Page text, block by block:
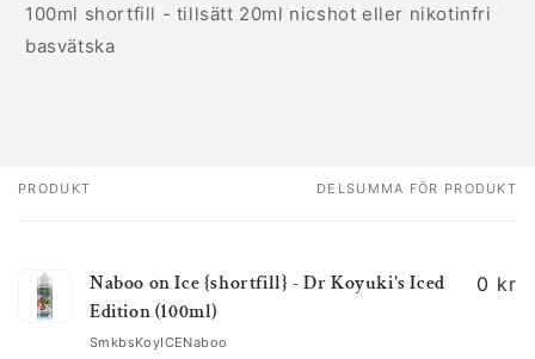
100ml shortfill - tillsätt 20ml nicshot eller nikotinfri
basvätska
Din
PRODUKT DELSUMMA FÖR PRODUKT
Naboo on Ice {shortfill} - Dr Koyuki's Iced
Edition (100ml)
SmkbsKoyICENaboo
0 kr